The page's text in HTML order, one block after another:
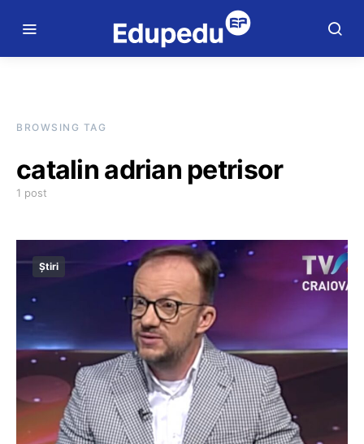
BROWSING TAG
catalin adrian petrisor
1 post
Știri